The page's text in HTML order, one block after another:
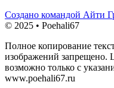
Создано командой Айти
© 2025 • Poehali67
Полное копирование
изображений запрещено.
возможно только с
www.poehali67.ru